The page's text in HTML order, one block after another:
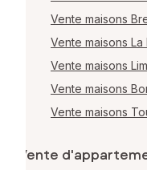
Vente maisons
Vente maisons La
Vente maisons
Vente maisons
Vente maisons
Vente